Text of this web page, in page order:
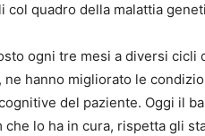
quadro della malattia
ogni tre mesi a diversi cicli
hanno migliorato le
del paziente. Oggi il
lo ha in cura, rispetta gli